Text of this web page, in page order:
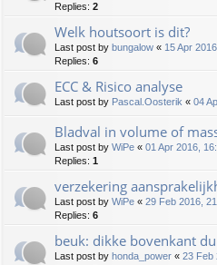
Replies: 2
Welk houtsoort is dit?
Last post by bungalow « 15 Apr
Replies: 6
ECC & Risico analyse
Last post by Pascal.Oosterik « 04
Bladval in volume of
Last post by WiPe « 01 Apr 2016,
Replies: 1
verzekering
Last post by WiPe « 29 Feb 2016,
Replies: 6
beuk: dikke bovenkant
Last post by honda_power « 23 Feb